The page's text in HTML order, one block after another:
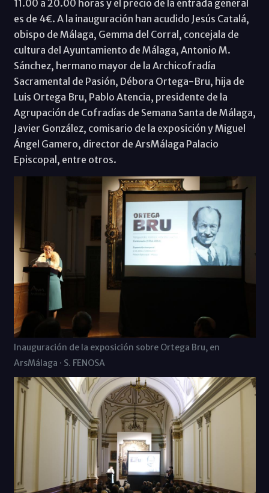
11.00 a 20.00 horas y el precio de la entrada general
es de 4€. A la inauguración han acudido Jesús Catalá,
obispo de Málaga, Gemma del Corral, concejala de
cultura del Ayuntamiento de Málaga, Antonio M.
Sánchez, hermano mayor de la Archicofradía
Sacramental de Pasión, Débora Ortega-Bru, hija de
Luis Ortega Bru, Pablo Atencia, presidente de la
Agrupación de Cofradías de Semana Santa de Málaga,
Javier González, comisario de la exposición y Miguel
Ángel Gamero, director de ArsMálaga Palacio
Episcopal, entre otros.
Inauguración de la exposición sobre Ortega Bru, en
ArsMálaga · S. FENOSA